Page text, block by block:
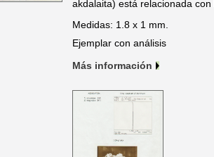
akdalaita) está relacionada
Medidas: 1.8 x 1 mm.
Ejemplar con análisis
Más información